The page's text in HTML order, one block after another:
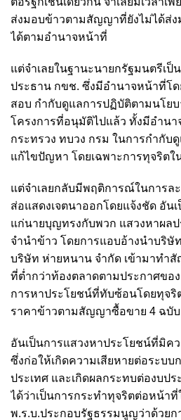
ส่งมอบข้าวตามสัญญาที่ยังไม่ได้ส่
ได้ตามอำนาจหน้าที่
แต่จําเลยในฐานะนายกรัฐมนตรีเป็
ประธาน กขช. ซึ่งมีอำนาจหน้าที่โ
สอบ กำกับดูแลการปฏิบัติตามนโยบ
โครงการที่อนุมัติไปแล้ว ทั้งมีอำนา
กระทรวง ทบวง กรม ในการกำกับ
แก้ไขปัญหา โดยเฉพาะการทุจริต
แต่จําเลยกลับมีพฤติการณ์ในการล
ส่อแสดงเจตนาออกโดยแจ้งชัด อัน
แก่นายบุญทรงกับพวก แสวงหาผล
จำนำข้าว โดยการแอบอ้างนําบริษั
บริษัท ห่ายหนาน จํากัด เข้ามาทำ
ที่ต่ำกว่าท้องตลาดตามประกาศขอ
การหาประโยชน์ที่ทับซ้อนโดยทุจริ
ราคาข้าวตามสัญญาซื้อขาย 4 ฉบับ
อันเป็นการแสวงหาประโยชน์ที่มิค
ซึ่งก่อให้เกิดความเสียหายต่อระบบ
ประเทศ และเกิดผลกระทบต่องบป
ได้ว่าเป็นการกระทำทุจริตต่อหน้า
พ.ร.บ.ประกอบรัฐธรรมนูญว่าด้วยก